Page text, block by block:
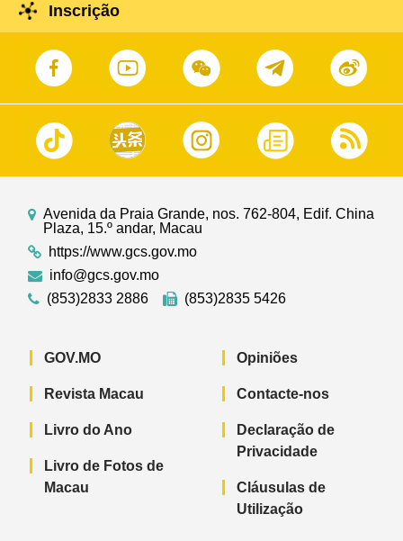
Inscrição
Avenida da Praia Grande, nos. 762-804, Edif. China
Plaza, 15.º andar, Macau
https://www.gcs.gov.mo
info@gcs.gov.mo
(853)2833 2886
(853)2835 5426
GOV.MO
Revista Macau
Livro do Ano
Livro de Fotos de
Macau
Opiniões
Contacte-nos
Declaração de
Privacidade
Cláusulas de
Utilização